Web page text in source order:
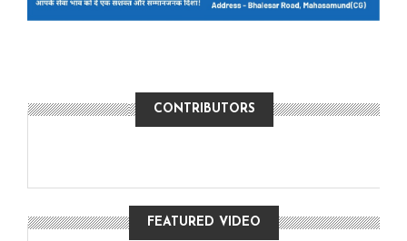
CONTRIBUTORS
FEATURED VIDEO